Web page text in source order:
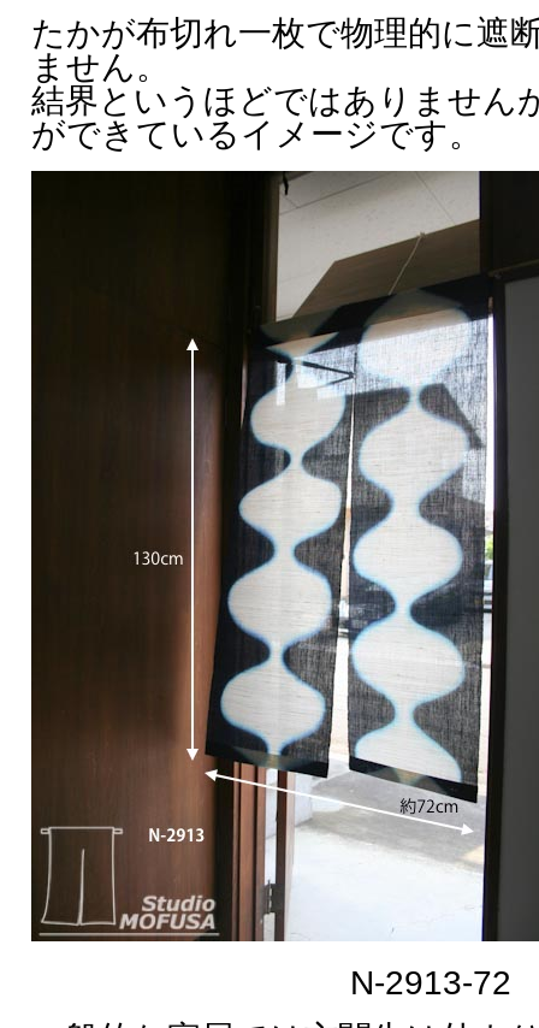
たかが布切れ一枚で物理的に遮
ません。
結界というほどではありません
ができているイメージです。
N-2913-72